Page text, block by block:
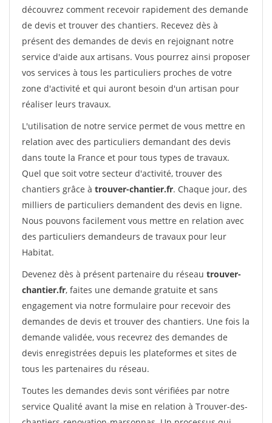
découvrez comment recevoir rapidement des demande
de devis et trouver des chantiers. Recevez dès à
présent des demandes de devis en rejoignant notre
service d'aide aux artisans. Vous pourrez ainsi proposer
vos services à tous les particuliers proches de votre
zone d'activité et qui auront besoin d'un artisan pour
réaliser leurs travaux.
L'utilisation de notre service permet de vous mettre en
relation avec des particuliers demandant des devis
dans toute la France et pour tous types de travaux.
Quel que soit votre secteur d'activité, trouver des
chantiers grâce à trouver-chantier.fr. Chaque jour, des
milliers de particuliers demandent des devis en ligne.
Nous pouvons facilement vous mettre en relation avec
des particuliers demandeurs de travaux pour leur
Habitat.
Devenez dès à présent partenaire du réseau trouver-
chantier.fr, faites une demande gratuite et sans
engagement via notre formulaire pour recevoir des
demandes de devis et trouver des chantiers. Une fois la
demande validée, vous recevrez des demandes de
devis enregistrées depuis les plateformes et sites de
tous les partenaires du réseau.
Toutes les demandes devis sont vérifiées par notre
service Qualité avant la mise en relation à Trouver-des-